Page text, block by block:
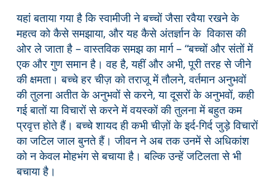
यहां बताया गया है कि स्वामीजी ने बच्चों जैसा रवैया रखने के
महत्व को कैसे समझाया, और यह कैसे अंतर्ज्ञान के विकास की
ओर ले जाता है – वास्तविक समझ का मार्ग – “बच्चों और संतों में
एक और गुण समान है। वह है, यहीं और अभी, पूरी तरह से जीने
की क्षमता। बच्चे हर चीज़ को तराजू में तौलने, वर्तमान अनुभवों
की तुलना अतीत के अनुभवों से करने, या दूसरों के अनुभवों, कही
गई बातों या विचारों से करने में वयस्कों की तुलना में बहुत कम
प्रवृत्त होते हैं। बच्चे शायद ही कभी चीज़ों के इर्द-गिर्द जुड़े विचारों
का जटिल जाल बुनते हैं। जीवन ने अब तक उनमें से अधिकांश
को न केवल मोहभंग से बचाया है। बल्कि उन्हें जटिलता से भी
बचाया है।